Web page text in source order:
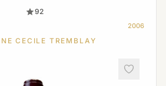
92
2006
CECILE TREMBLAY